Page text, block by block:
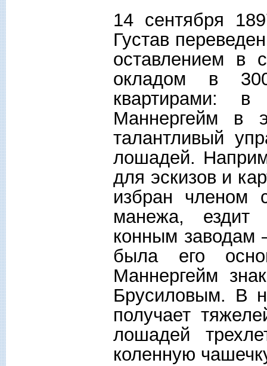
14 сентября
Густав
оставлением в
окладом в
квартирами:
Маннергейм в
талантливый
лошадей.
для эскизов и
избран членом
манежа, ездит
конным заводам
была его
Маннергейм
Брусиловым. В
получает
лошадей
коленную